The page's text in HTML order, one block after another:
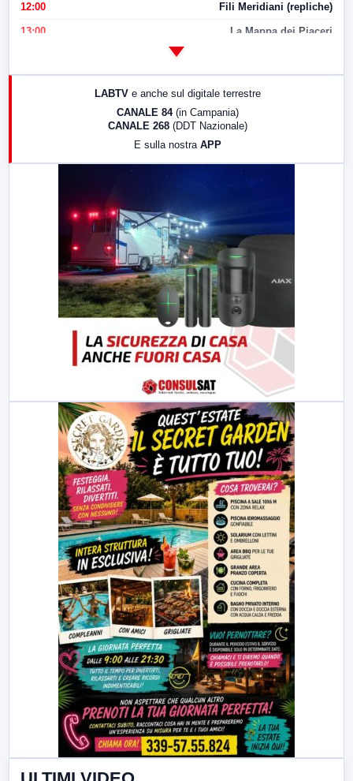
12:00 Fili Meridiani (repliche)
13:00 La Mappa dei Piaceri
LABTV e anche sul digitale terrestre
CANALE 84 (in Campania)
CANALE 268 (DDT Nazionale)
E sulla nostra APP